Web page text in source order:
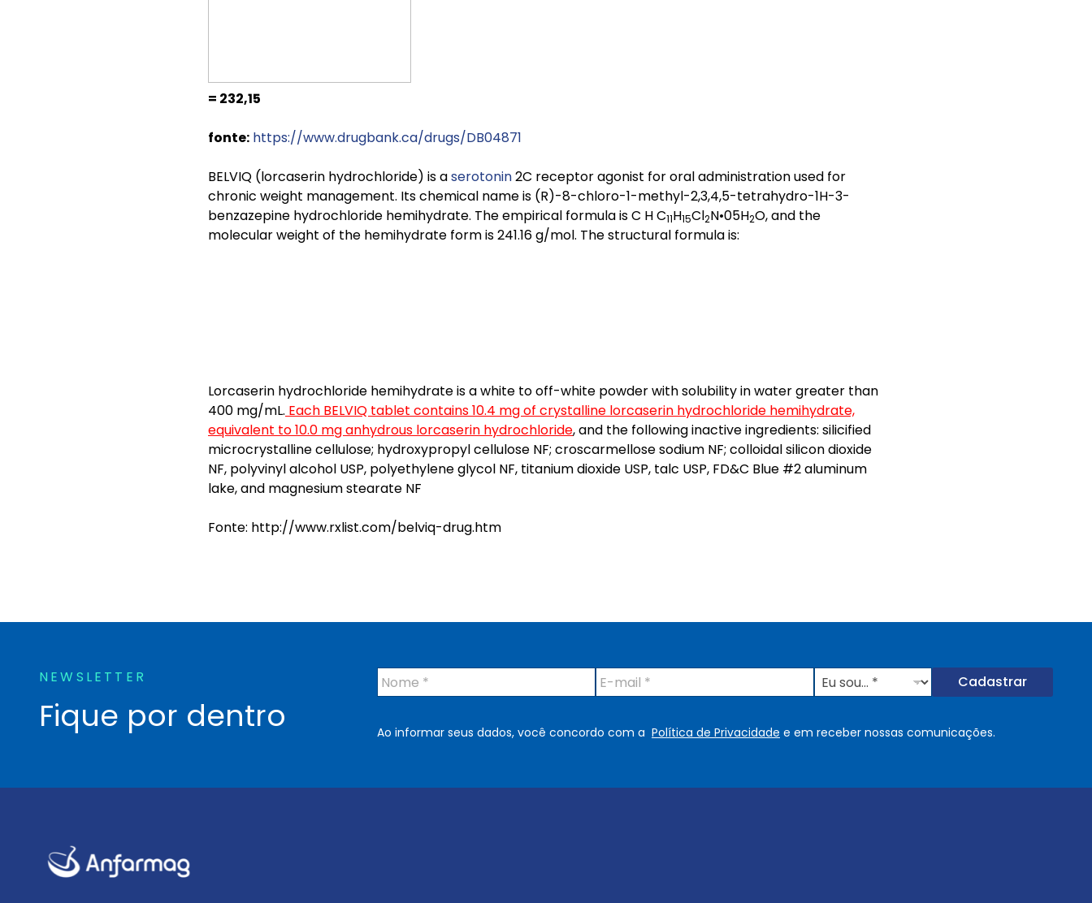
= 232,15
fonte: https://www.drugbank.ca/drugs/DB04871
BELVIQ (lorcaserin hydrochloride) is aserotonin2C receptor agonist for oral administration used for
chronic weight management. Its chemical name is (R)-8-chloro-1-methyl-2,3,4,5-tetrahydro-1H-3-
benzazepine hydrochloride hemihydrate. The empirical formula is C H C11H15Cl2N•05H2O, and the
molecular weight of the hemihydrate form is 241.16 g/mol. The structural formula is:
Lorcaserin hydrochloride hemihydrate is a white to off-white powder with solubility in water greater than
400 mg/mL. Each BELVIQ tablet contains 10.4 mg of crystalline lorcaserin hydrochloride hemihydrate,
equivalent to 10.0 mg anhydrous lorcaserin hydrochloride, and the following inactive ingredients: silicified
microcrystalline cellulose; hydroxypropyl cellulose NF; croscarmellose sodium NF; colloidal silicon dioxide
NF, polyvinyl alcohol USP, polyethylene glycol NF, titanium dioxide USP, talc USP, FD&C Blue #2 aluminum
lake, and magnesium stearate NF
Fonte: http://www.rxlist.com/belviq-drug.htm
NEWSLETTER
Fique por dentro
N
o
*
E
-
i
E
u
u
Cadastrar
Ao informar seus dados, você concordo com a Política de Privacidade e em receber nossas comunicações.